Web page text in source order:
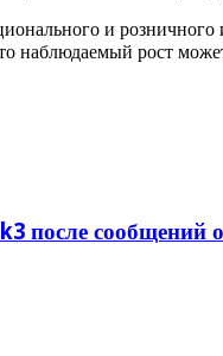
и
наблюдаемый рост
после сообщений